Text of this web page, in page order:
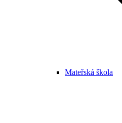
Mateřská škola